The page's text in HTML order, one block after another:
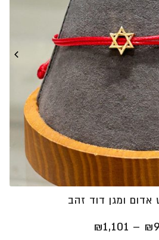
אדום ומגן דוד זהב
₪
–
₪1,101